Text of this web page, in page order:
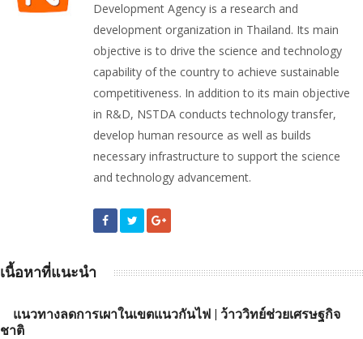
Development Agency is a research and
development organization in Thailand. Its main
objective is to drive the science and technology
capability of the country to achieve sustainable
competitiveness. In addition to its main objective
in R&D, NSTDA conducts technology transfer,
develop human resource as well as builds
necessary infrastructure to support the science
and technology advancement.
เนื้อหาที่แนะนำ
แนวทางลดการเผาในเขตแนวกันไฟ | ว้าววิทย์ช่วยเศรษฐกิจ
ชาติ